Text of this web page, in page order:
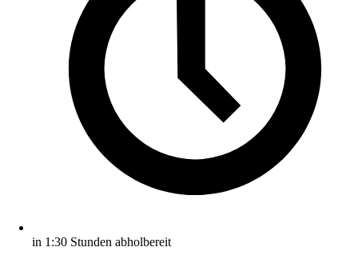
in 1:30 Stunden abholbereit